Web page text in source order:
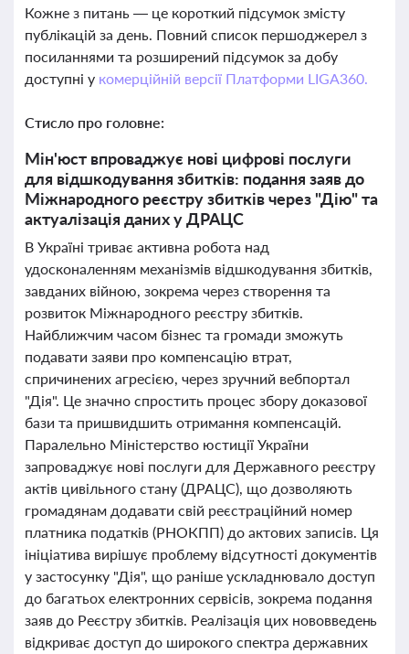
Кожне з питань — це короткий підсумок змісту
публікацій за день. Повний список першоджерел з
посиланнями та розширений підсумок за добу
доступні у комерційній версії Платформи LIGA360.
Стисло про головне:
Мін'юст впроваджує нові цифрові послуги
для відшкодування збитків: подання заяв до
Міжнародного реєстру збитків через "Дію" та
актуалізація даних у ДРАЦС
В Україні триває активна робота над
удосконаленням механізмів відшкодування збитків,
завданих війною, зокрема через створення та
розвиток Міжнародного реєстру збитків.
Найближчим часом бізнес та громади зможуть
подавати заяви про компенсацію втрат,
спричинених агресією, через зручний вебпортал
"Дія". Це значно спростить процес збору доказової
бази та пришвидшить отримання компенсацій.
Паралельно Міністерство юстиції України
запроваджує нові послуги для Державного реєстру
актів цивільного стану (ДРАЦС), що дозволяють
громадянам додавати свій реєстраційний номер
платника податків (РНОКПП) до актових записів. Ця
ініціатива вирішує проблему відсутності документів
у застосунку "Дія", що раніше ускладнювало доступ
до багатьох електронних сервісів, зокрема подання
заяв до Реєстру збитків. Реалізація цих нововведень
відкриває доступ до широкого спектра державних